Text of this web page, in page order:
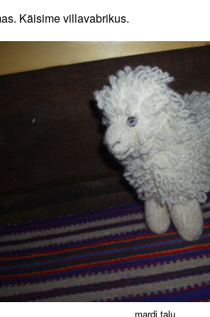
Käisime villavabrikus.
mardi talu